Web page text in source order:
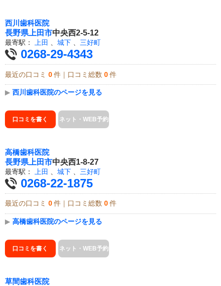
西川歯科医院
長野県 上田市中央西2-5-12
最寄駅： 上田 城下 三好町
0268-29-4343
最近の口コミ 0 件｜口コミ総数 0 件
▶ 西川歯科医院のページを見る
口コミを書く ネット・WEB予約
高橋歯科医院
長野県 上田市中央西1-8-27
最寄駅： 上田 城下 三好町
0268-22-1875
最近の口コミ 0 件｜口コミ総数 0 件
▶ 高橋歯科医院のページを見る
口コミを書く ネット・WEB予約
草間歯科医院